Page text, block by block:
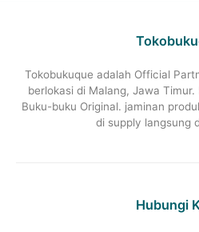
Tokobukuque adalah Official
berlokasi di Malang, Jawa
Buku-buku Original. jaminan
di supply langsung
Hubungi